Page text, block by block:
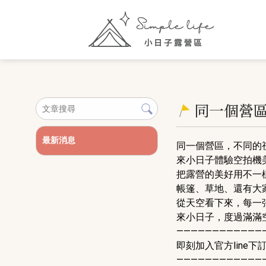
最新消息
同一個營
同一個營區，不同
來小日子體驗空拍機
把露營的美好用不一
帳篷、草地、還有大
從天空看下來，每
來小日子，度過滿
即刻加入官方line下